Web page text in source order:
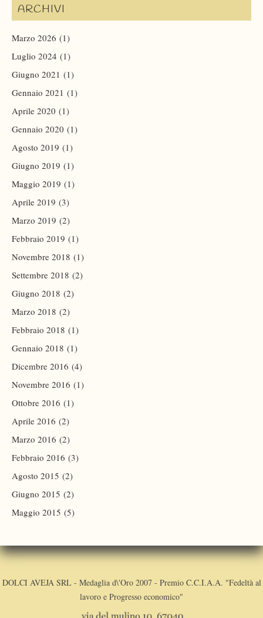
ARCHIVI
Marzo 2026 (1)
Luglio 2024 (1)
Giugno 2021 (1)
Gennaio 2021 (1)
Aprile 2020 (1)
Gennaio 2020 (1)
Agosto 2019 (1)
Giugno 2019 (1)
Maggio 2019 (1)
Aprile 2019 (3)
Marzo 2019 (2)
Febbraio 2019 (1)
Novembre 2018 (1)
Settembre 2018 (2)
Giugno 2018 (2)
Marzo 2018 (2)
Febbraio 2018 (1)
Gennaio 2018 (1)
Dicembre 2016 (4)
Novembre 2016 (1)
Ottobre 2016 (1)
Aprile 2016 (2)
Marzo 2016 (2)
Febbraio 2016 (3)
Agosto 2015 (2)
Giugno 2015 (2)
Maggio 2015 (5)
DOLCI AVEJA SRL - Medaglia d\'Oro 2007 - Premio C.C.I.A.A. "Fedeltà al
lavoro e Progresso economico"